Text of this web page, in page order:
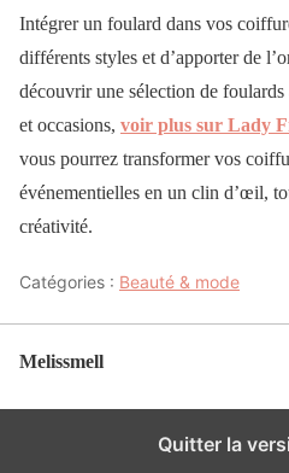
Intégrer un foulard dans vos
différents styles et d’apporter de
découvrir une sélection de
et occasions, voir plus sur Lady
vous pourrez transformer vos
événementielles en un clin d’œil,
créativité.
Catégories : Beauté & mode
Melissmell
Quitter la